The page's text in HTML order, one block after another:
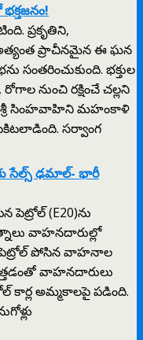
ప్రకృతిని,
ప్రాచీనమైన ఈ ఘన
సంతరించుకుంది. భక్తుల
నుంచి రక్షించే చల్లని
శ్రీ సింహవాహిని మహంకాళి
సర్వాంగ
సేల్స్ ఢమాల్- భారీ
పెట్రోల్ (E20)ను
వాహనదారుల్లో
పెట్రోల్ పోసిన వాహనాల
వాహనదారులు
కార్ల అమ్మకాలపై పడింది.